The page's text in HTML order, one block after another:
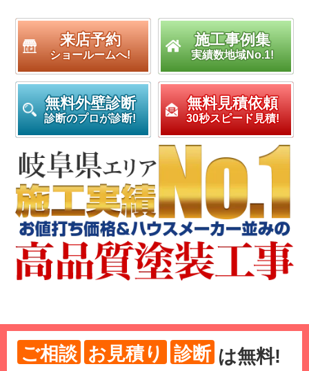
来店予約
ショールームへ!
施工事例集
実績数地域No.1!
無料外壁診断
診断のプロが診断!
無料見積依頼
30秒スピード見積!
ご相談 お見積り 診断 は無料!